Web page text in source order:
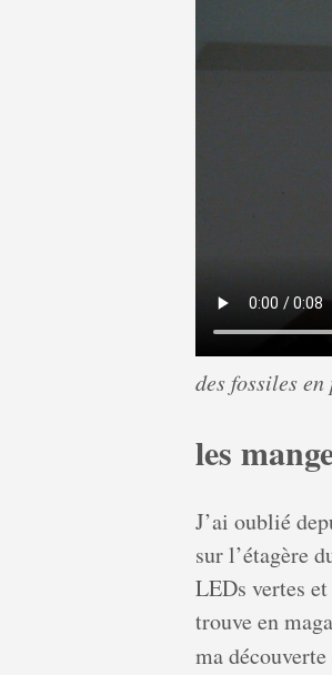
des fossiles
les
J’ai oublié
sur l’étagère
LEDs vertes
trouve en
ma